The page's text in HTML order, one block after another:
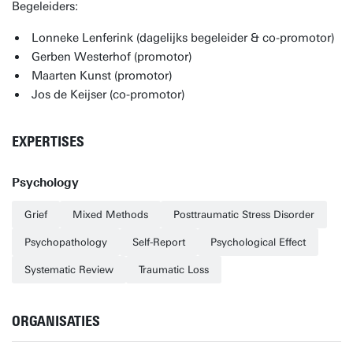
Begeleiders:
Lonneke Lenferink (dagelijks begeleider & co-promotor)
Gerben Westerhof (promotor)
Maarten Kunst (promotor)
Jos de Keijser (co-promotor)
EXPERTISES
Psychology
Grief Mixed Methods Posttraumatic Stress Disorder
Psychopathology Self-Report Psychological Effect
Systematic Review Traumatic Loss
ORGANISATIES